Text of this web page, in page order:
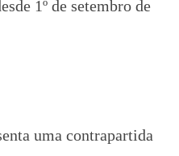
1º de setembro de
uma contrapartida